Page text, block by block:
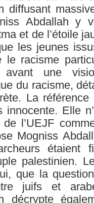
diffusant
Abdallah y
et de l’étoile
les jeunes
le racisme
une
du racisme,
La référence
innocente. Elle
l’UEJF
Mogniss
étaient
palestinien.
que la
juifs et
décrypte